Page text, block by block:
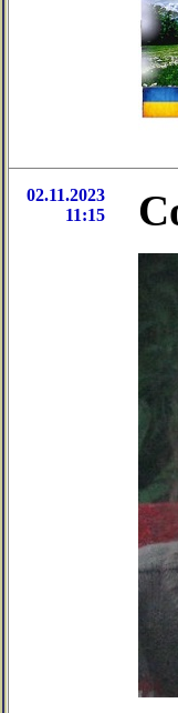
02.11.2023
11:15